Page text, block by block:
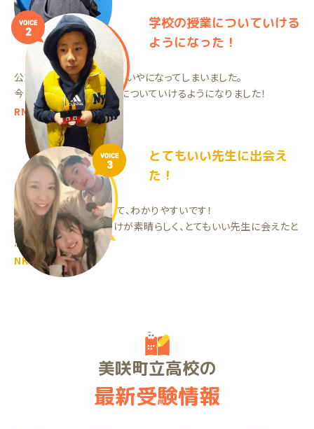
VOICE
2
学校の授業についていける
ようになった！
公文していたけど、勉強がいやになってしまいました。
今は、学校の授業に普通についていけるようになりました！
RNくん（小6）
VOICE
3
とてもいい先生に出会え
た！
先生が優しく教えてくれて、わかりやすいです！
やる気がない時も声掛けが素晴らしく、とてもいい先生に会えたと
思ってます！
NKくん（小5）
美咲町立高校の
最新受験情報